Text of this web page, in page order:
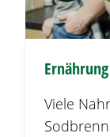
Viele